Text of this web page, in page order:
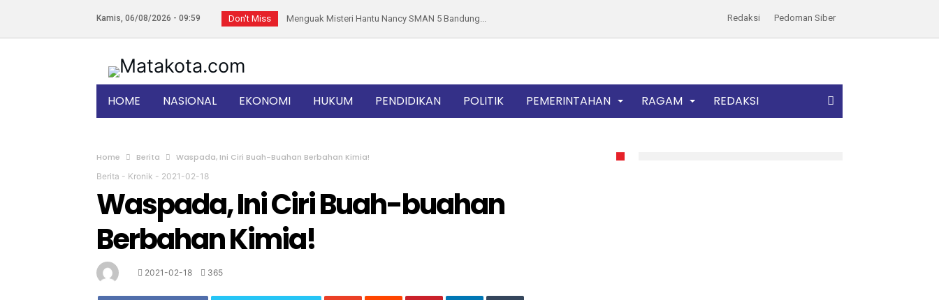
Kamis, 06/08/2026 - 09:59 Don't Miss Manfaat Daun Sintrong, Dari Cegah Kanker Hingg...
HUT Ke-16 Ormas BBC, Mugi Sujana Sampaikan Sej...
Bandung Surga Togel, Kupon Putih Berserakan di...
Dianggap Sebagai Penistaan Agama, Forum Kyai A...
Bukan Lapas Tangerang, Ini 5 Penjara Terpadat ...
Heryanto Tanaka Tegaskan Hubungan Dengan Dadan...
Sama-sama Minuman Hangat Sehat, Ini Perbedaan ...
Redaksi Pedoman Siber
HOME NASIONAL EKONOMI HUKUM PENDIDIKAN POLITIK PEMERINTAHAN RAGAM REDAKSI
Home Berita Waspada, Ini Ciri Buah-Buahan Berbahan Kimia!
Berita - Kronik - 2021-02-18
Waspada, Ini Ciri Buah-buahan
Berbahan Kimia!
2021-02-18 365